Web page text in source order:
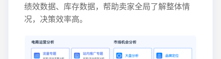
绩效数据、库存数据，帮助卖家全局了解整体情
况，决策效率高。